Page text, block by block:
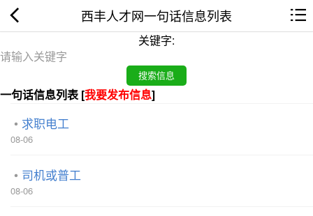
西丰人才网一句话信息列表
关键字:
一句话信息列表 [我要发布信息]
求职电工
08-06
司机或普工
08-06